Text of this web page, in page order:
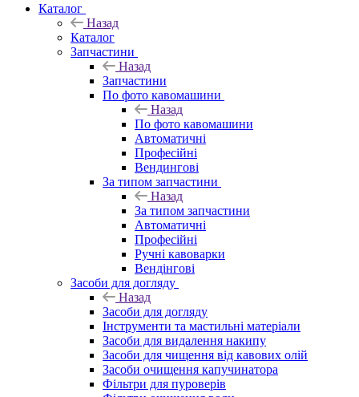
Каталог
Назад
Каталог
Запчастини
Назад
Запчастини
По фото кавомашини
Назад
По фото кавомашини
Автоматичні
Професійні
Вендингові
За типом запчастини
Назад
За типом запчастини
Автоматичні
Професійні
Ручні кавоварки
Вендінгові
Засоби для догляду
Назад
Засоби для догляду
Інструменти та мастильні матеріали
Засоби для видалення накипу
Засоби для чищення від кавових олій
Засоби очищення капучинатора
Фільтри для пуроверів